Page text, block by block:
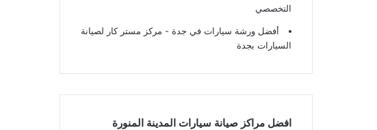
التخصصي
أفضل ورشة سيارات في جدة - مركز مستر كار لصيانة
السيارات بجدة
افضل مراكز صيانة سيارات المدينة المنورة